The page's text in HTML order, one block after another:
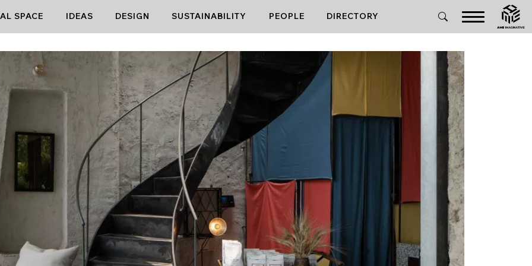
SPACE IDEAS DESIGN SUSTAINABILITY PEOPLE DIRECTORY